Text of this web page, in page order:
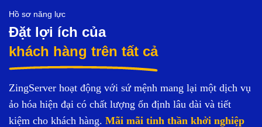
Hồ sơ năng lực
Đặt lợi ích của
khách hàng trên tất cả
ZingServer hoạt động với sứ mệnh mang lại một dịch vụ
ảo hóa hiện đại có chất lượng ổn định lâu dài và tiết
kiệm cho khách hàng. Mãi mãi tinh thần khởi nghiệp